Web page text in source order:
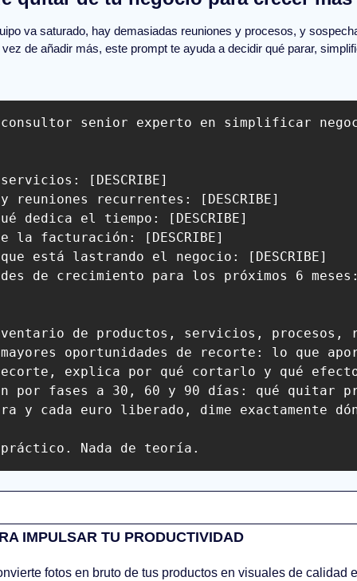
va saturado, hay demasiadas reuniones y procesos, y
de añadir más, este prompt te ayuda a decidir qué parar,
consultor senior experto en simplificar
[DESCRIBE]
recurrentes: [DESCRIBE]
dedica el tiempo: [DESCRIBE]
la facturación: [DESCRIBE]
está lastrando el negocio: [DESCRIBE]
de crecimiento para los próximos 6 meses:
de productos, servicios, procesos,
oportunidades de recorte: lo que
explica por qué cortarlo y qué
por fases a 30, 60 y 90 días: qué quitar
y cada euro liberado, dime exactamente
Nada de teoría.
IMPULSAR TU PRODUCTIVIDAD
fotos en bruto de tus productos en visuales de calidad